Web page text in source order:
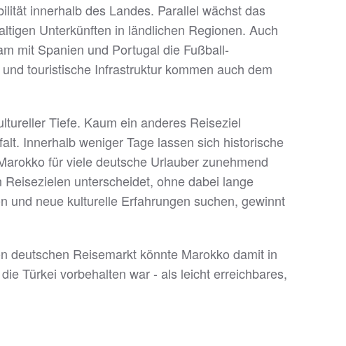
innerhalb des Landes. Parallel wächst das
Unterkünften in ländlichen Regionen. Auch
mit Spanien und Portugal die Fußball-
touristische Infrastruktur kommen auch dem
Tiefe. Kaum ein anderes Reiseziel
Innerhalb weniger Tage lassen sich historische
für viele deutsche Urlauber zunehmend
unterscheidet, ohne dabei lange
und neue kulturelle Erfahrungen suchen, gewinnt
deutschen Reisemarkt könnte Marokko damit in
Türkei vorbehalten war - als leicht erreichbares,